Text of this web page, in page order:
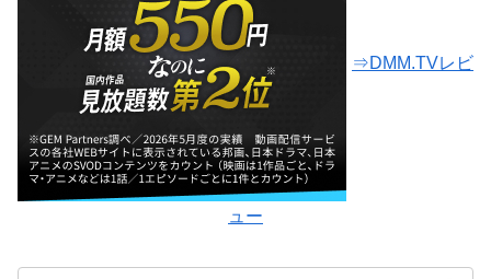
⇒DMM.TVレビ
ュー